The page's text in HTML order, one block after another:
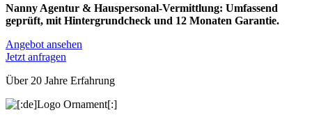
Nanny Agentur & Hauspersonal-Vermittlung: Umfassend
geprüft, mit Hintergrundcheck und 12 Monaten Garantie.
Angebot ansehen
Jetzt anfragen
Über 20 Jahre Erfahrung